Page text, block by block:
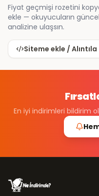
Fiyat geçmişi rozetini
ekle — okuyucuların
analizine ulaşsın.
Siteme ekle / Alıntıla
En iyi indirimleri bildirim